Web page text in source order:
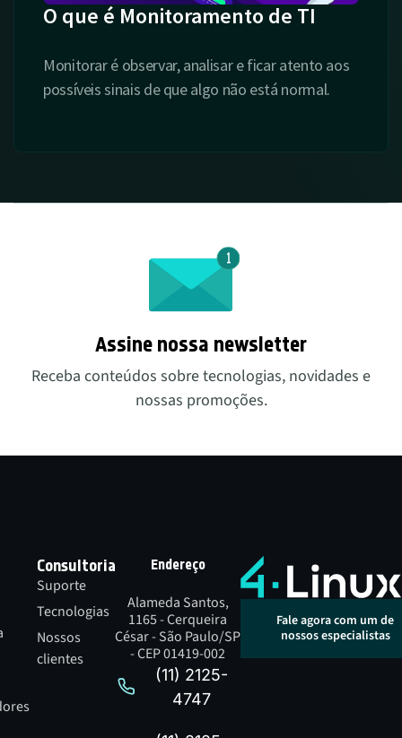
O que é Monitoramento de TI
Monitorar é observar, analisar e ficar atento aos
possíveis sinais de que algo não está normal.
Assine nossa newsletter
Receba conteúdos sobre tecnologias, novidades e
nossas promoções.
Consultoria
Suporte
Tecnologias
Nossos
clientes
Endereço
Alameda Santos,
1165 - Cerqueira
César - São Paulo/SP
- CEP 01419-002
(11) 2125-
4747
Fale agora com um de
nossos especialistas